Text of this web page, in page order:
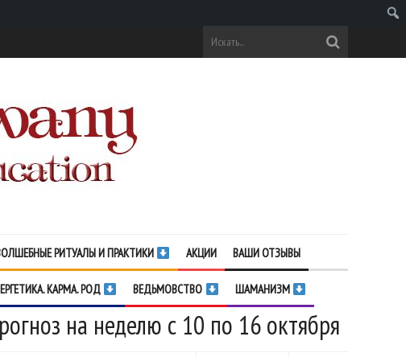
РИТУАЛЫ И ПРАКТИКИ АКЦИИ ВАШИ ОТЗЫВЫ
КАРМА. РОД ВЕДЬМОВСТВО ШАМАНИЗМ
на неделю с 10 по 16 октября